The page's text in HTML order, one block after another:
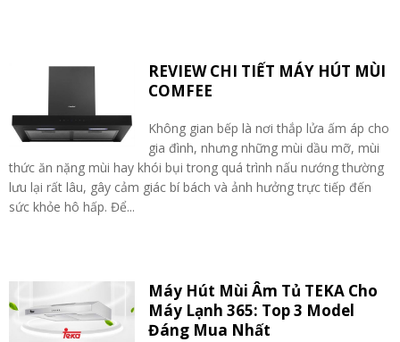
REVIEW CHI TIẾT MÁY HÚT MÙI
COMFEE
Không gian bếp là nơi thắp lửa ấm áp cho
gia đình, nhưng những mùi dầu mỡ, mùi
thức ăn nặng mùi hay khói bụi trong quá trình nấu nướng thường
lưu lại rất lâu, gây cảm giác bí bách và ảnh hưởng trực tiếp đến
sức khỏe hô hấp. Để...
Máy Hút Mùi Âm Tủ TEKA Cho
Máy Lạnh 365: Top 3 Model
Đáng Mua Nhất